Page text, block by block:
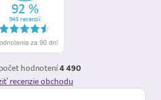
hodnotení4 490
recenzie obchodu